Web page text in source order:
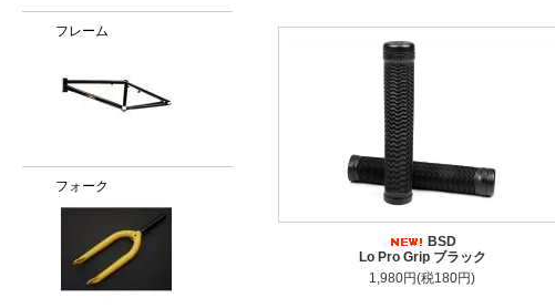
フレーム
フォーク
BSD
Lo Pro Grip ブラック
1,980円(税180円)